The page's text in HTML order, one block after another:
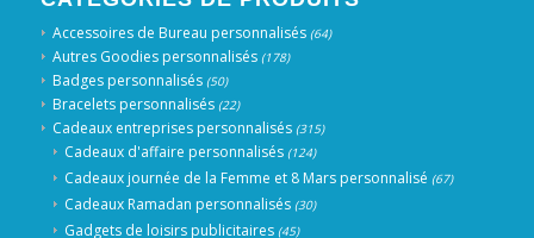
Accessoires de Bureau personnalisés (64)
Autres Goodies personnalisés (178)
Badges personnalisés (50)
Bracelets personnalisés (22)
Cadeaux entreprises personnalisés (315)
Cadeaux d'affaire personnalisés (124)
Cadeaux journée de la Femme et 8 Mars personnalisé (67)
Cadeaux Ramadan personnalisés (30)
Gadgets de loisirs publicitaires (45)